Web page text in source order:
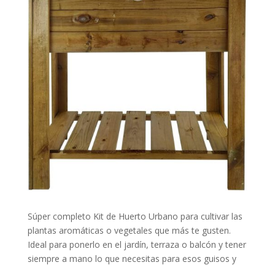
Súper completo Kit de Huerto Urbano para cultivar las
plantas aromáticas o vegetales que más te gusten.
Ideal para ponerlo en el jardín, terraza o balcón y tener
siempre a mano lo que necesitas para esos guisos y